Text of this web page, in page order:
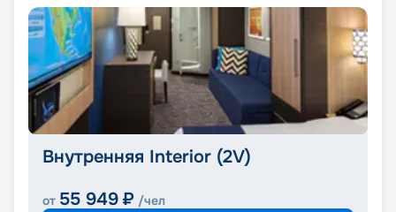
Внутренняя Interior (2V)
от 55 949 ₽ /чел